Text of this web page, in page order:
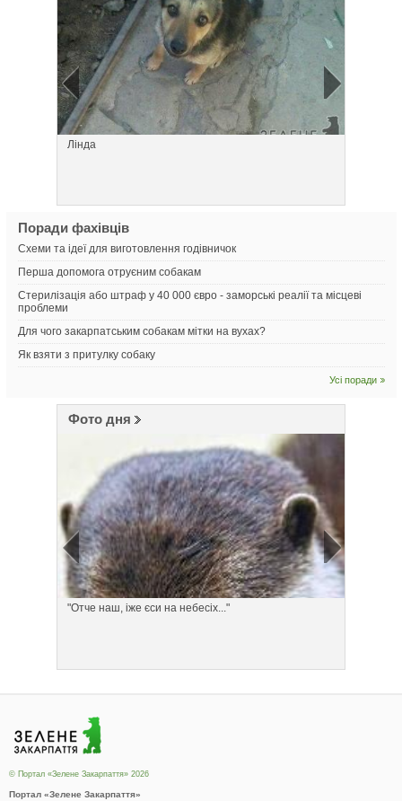
Лінда
Поради фахівців
Схеми та ідеї для виготовлення годівничок
Перша допомога отруєним собакам
Стерилізація або штраф у 40 000 євро - заморські реалії та місцеві
проблеми
Для чого закарпатським собакам мітки на вухах?
Як взяти з притулку собаку
Усі поради
Фото дня
"Отче наш, іже єси на небесіх..."
© Портал «Зелене Закарпаття» 2026
Портал «Зелене Закарпаття»